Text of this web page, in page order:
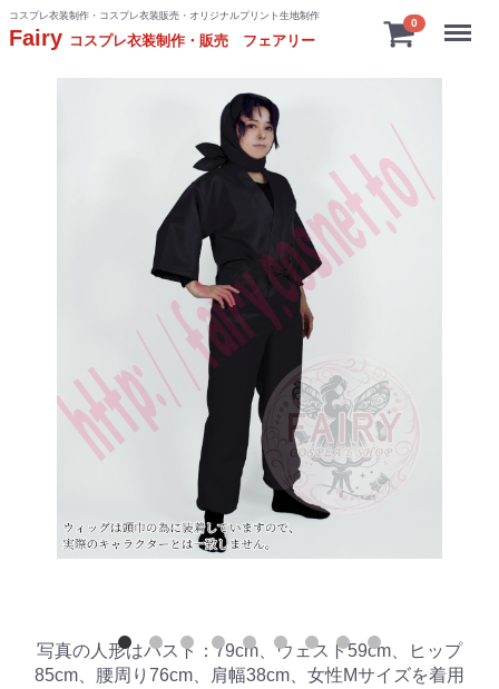
コスプレ衣装制作・コスプレ衣装販売・オリジナルプリント生地制作
Fairy コスプレ衣装制作・販売 フェアリー
0 Menu
写真の人形はバスト：79cm、ウェスト59cm、ヒップ
85cm、腰周り76cm、肩幅38cm、女性Mサイズを着用